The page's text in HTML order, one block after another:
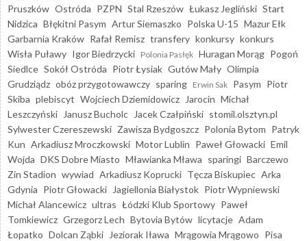
Pruszków Ostróda PZPN Stal Rzeszów Łukasz Jegliński Start
Nidzica Błękitni Pasym Artur Siemaszko Polska U-15 Mazur Ełk
Garbarnia Kraków Rafał Remisz transfery konkursy konkurs
Wisła Puławy Igor Biedrzycki Polonia Pasłęk Huragan Morąg Pogoń
Siedlce Sokół Ostróda Piotr Łysiak Gutów Mały Olimpia
Grudziądz obóz przygotowawczy sparing Erwin Sak Pasym Piotr
Skiba plebiscyt Wojciech Dziemidowicz Jarocin Michał
Leszczyński
Janusz Bucholc Jacek Czałpiński stomil.olsztyn.pl
Sylwester Czereszewski Zawisza Bydgoszcz Polonia Bytom Patryk
Kun Arkadiusz Mroczkowski Motor Lublin Paweł Głowacki Emil
Wojda DKS Dobre Miasto Mławianka Mława sparingi Barczewo
Zin Stadion wywiad Arkadiusz Koprucki Tęcza Biskupiec Arka
Gdynia Piotr Głowacki Jagiellonia Białystok Piotr Wypniewski
Michał Alancewicz ultras Łódzki Klub Sportowy Paweł
Tomkiewicz Grzegorz Lech Bytovia Bytów licytacje Adam
Łopatko Dolcan Ząbki Jeziorak Iława Mrągowia Mrągowo Pisa